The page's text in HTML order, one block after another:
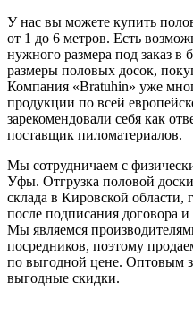
У нас вы можете купить
от 1 до 6 метров. Есть
нужного размера под заказ
размеры половых досок,
Компания «Bratuhin» уже
продукции по всей
зарекомендовали себя как
поставщик пиломатериалов.
Мы сотрудничаем с
Уфы. Отгрузка половой
склада в Кировской области,
после подписания договора
Мы являемся
посредников, поэтому
по выгодной цене. Оптовым
выгодные скидки.